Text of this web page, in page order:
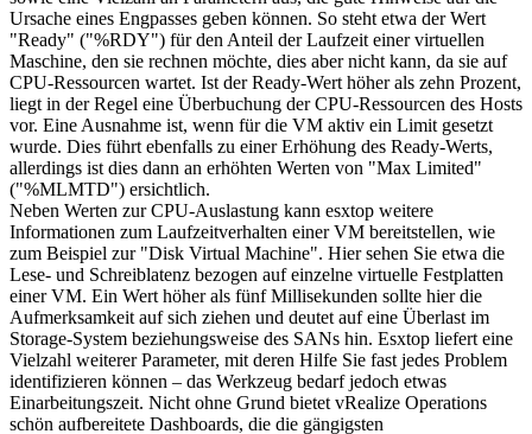
Ursache eines Engpasses geben können. So steht etwa der Wert
"Ready" ("%RDY") für den Anteil der Laufzeit einer virtuellen
Maschine, den sie rechnen möchte, dies aber nicht kann, da sie auf
CPU-Ressourcen wartet. Ist der Ready-Wert höher als zehn Prozent,
liegt in der Regel eine Überbuchung der CPU-Ressourcen des Hosts
vor. Eine Ausnahme ist, wenn für die VM aktiv ein Limit gesetzt
wurde. Dies führt ebenfalls zu einer Erhöhung des Ready-Werts,
allerdings ist dies dann an erhöhten Werten von "Max Limited"
("%MLMTD") ersichtlich.
Neben Werten zur CPU-Auslastung kann esxtop weitere
Informationen zum Laufzeitverhalten einer VM bereitstellen, wie
zum Beispiel zur "Disk Virtual Machine". Hier sehen Sie etwa die
Lese- und Schreiblatenz bezogen auf einzelne virtuelle Festplatten
einer VM. Ein Wert höher als fünf Millisekunden sollte hier die
Aufmerksamkeit auf sich ziehen und deutet auf eine Überlast im
Storage-System beziehungsweise des SANs hin. Esxtop liefert eine
Vielzahl weiterer Parameter, mit deren Hilfe Sie fast jedes Problem
identifizieren können – das Werkzeug bedarf jedoch etwas
Einarbeitungszeit. Nicht ohne Grund bietet vRealize Operations
schön aufbereitete Dashboards, die die gängigsten